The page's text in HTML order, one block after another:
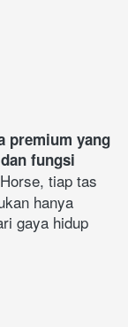
premium yang
fungsi
tiap tas
hanya
gaya hidup